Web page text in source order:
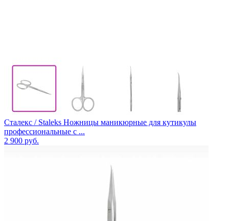
Сталекс / Staleks Ножницы маникюрные для кутикулы
профессиональные с ...
2 900 руб.